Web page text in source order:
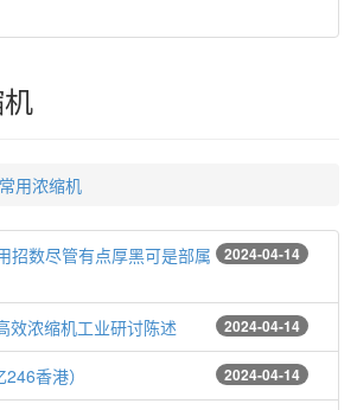
常用浓缩机
2024-04-14
招数尽管有点厚黑可是部属
2024-04-14
效浓缩机工业研讨陈述
2024-04-14
香港）